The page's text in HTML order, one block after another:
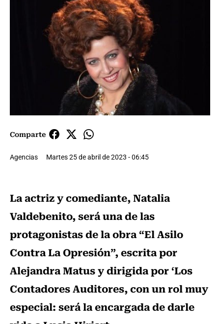
Comparte
Agencias Martes 25 de abril de 2023 - 06:45
La actriz y comediante, Natalia
Valdebenito, será una de las
protagonistas de la obra “El Asilo
Contra La Opresión”, escrita por
Alejandra Matus y dirigida por ‘Los
Contadores Auditores, con un rol muy
especial: será la encargada de darle